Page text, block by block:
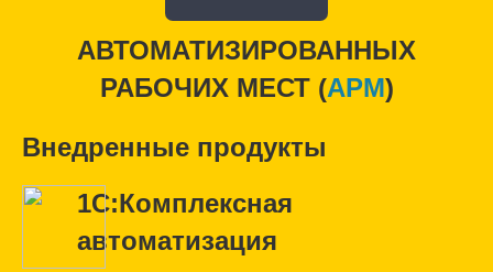
АВТОМАТИЗИРОВАННЫХ
РАБОЧИХ МЕСТ (APM)
Внедренные продукты
1С:Комплексная
автоматизация